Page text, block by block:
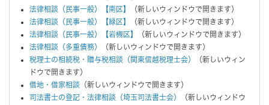
法律相談（民事一般）【南区】
（新しいウィンドウで開きます）
法律相談（民事一般）【緑区】
（新しいウィンドウで開きます）
法律相談（民事一般）【岩槻区】
（新しいウィンドウで開きます）
法律相談（多重債務）
（新しいウィンドウで開きます）
税理士の相続税・贈与税相談（関東信越税理士会）
（新しいウィン
ドウで開きます）
借地・借家相談 （新しいウィンドウで開きます）
司法書士の登記・法律相談（埼玉司法書士会）
（新しいウィンドウ